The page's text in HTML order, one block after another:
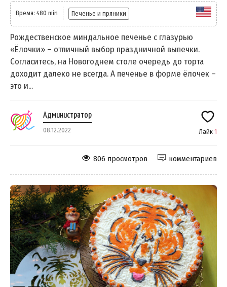
Время: 480 min Печенье и пряники
Рождественское миндальное печенье с глазурью
«Ёлочки» – отличный выбор праздничной выпечки.
Согласитесь, на Новогоднем столе очередь до торта
доходит далеко не всегда. А печенье в форме ёлочек –
это и...
Администратор
08.12.2022 Лайк 1
комментариев
806 просмотров